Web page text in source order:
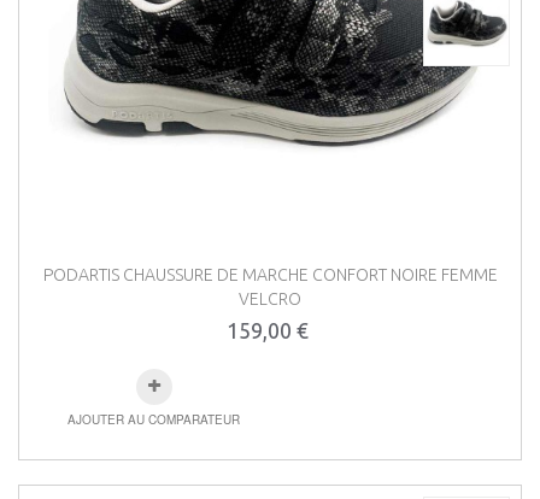
PODARTIS CHAUSSURE DE MARCHE CONFORT NOIRE FEMME
VELCRO
159,00 €
AJOUTER AU COMPARATEUR